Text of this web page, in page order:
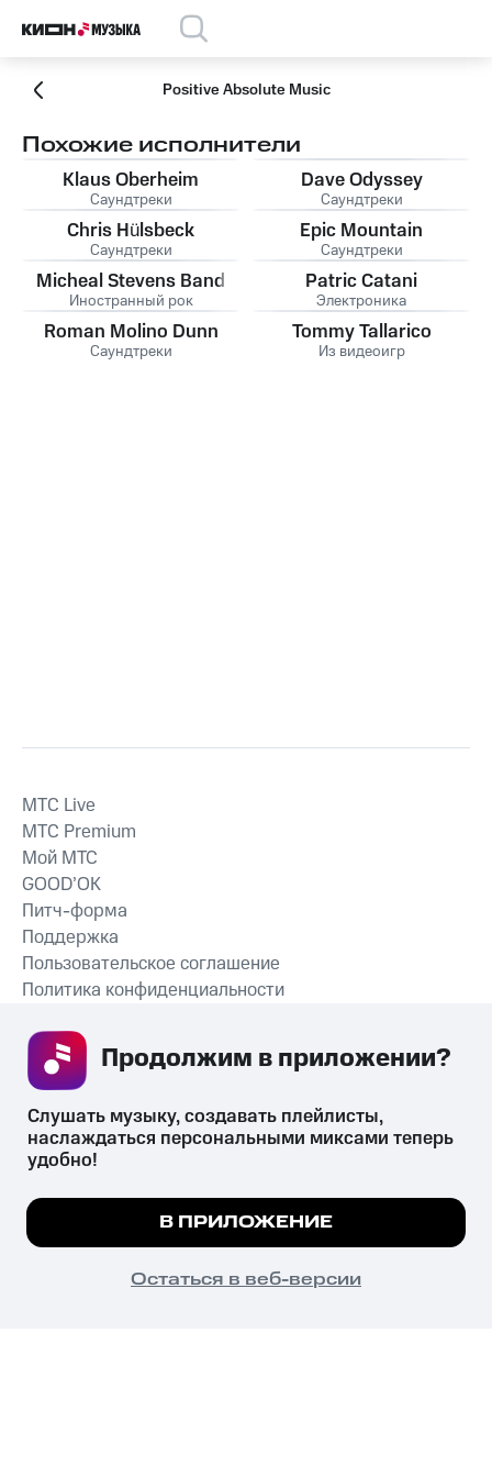
Positive Absolute Music
Похожие исполнители
Klaus Oberheim
Саундтреки
Dave Odyssey
Саундтреки
Chris Hülsbeck
Саундтреки
Epic Mountain
Саундтреки
Micheal Stevens Band
Иностранный рок
Patric Catani
Электроника
Roman Molino Dunn
Саундтреки
Tommy Tallarico
Из видеоигр
СКАЧАТЬ ПРИЛОЖЕНИЕ
MTС Live
MTС Premium
Мой МТС
GOOD’OK
Питч-форма
Поддержка
Пользовательское соглашение
Политика конфиденциальности
психотропных веществ, их аналогов причиняет вред здоровью,
их незаконный оборот запрещён и влечёт установленную
законодательством ответственность.
© 2026 ООО «КИОН».
Все права защищены
Мы используем куки, чтобы на сайте все
Подробнее
ПОНЯТНО
Слушать музыку, создавать плейлисты,
наслаждаться персональными миксами теперь
удобно!
В ПРИЛОЖЕНИЕ
Остаться в веб-версии